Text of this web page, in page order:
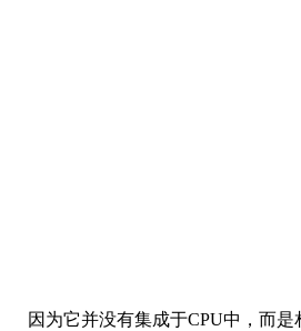
因为它并没有集成于CPU中，而是